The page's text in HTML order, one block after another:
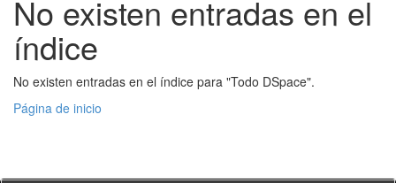
No existen entradas en el
índice
No existen entradas en el índice para "Todo DSpace".
Página de inicio